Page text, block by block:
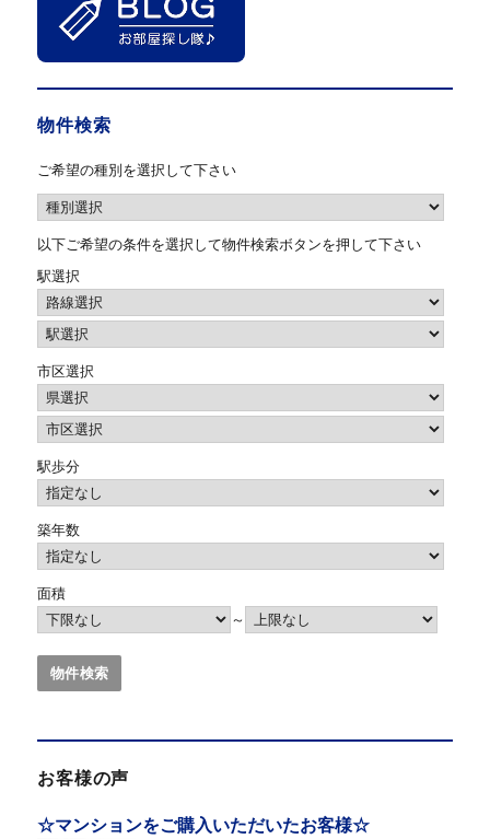
物件検索
ご希望の種別を選択して下さい
以下ご希望の条件を選択して物件検索ボタンを押して下さい
駅選択
市区選択
駅歩分
築年数
面積
～
お客様の声
☆マンションをご購入いただいたお客様☆